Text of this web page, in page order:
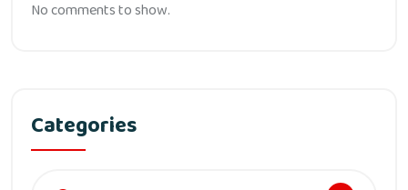
No comments to show.
Categories